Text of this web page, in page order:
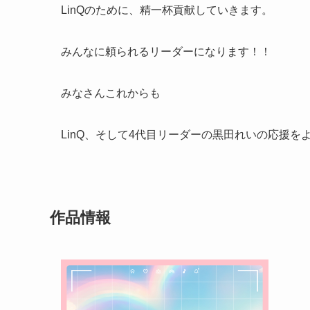
LinQのために、精一杯貢献していきます。
みんなに頼られるリーダーになります！！
みなさんこれからも
LinQ、そして4代目リーダーの黒田れいの応援を
作品情報